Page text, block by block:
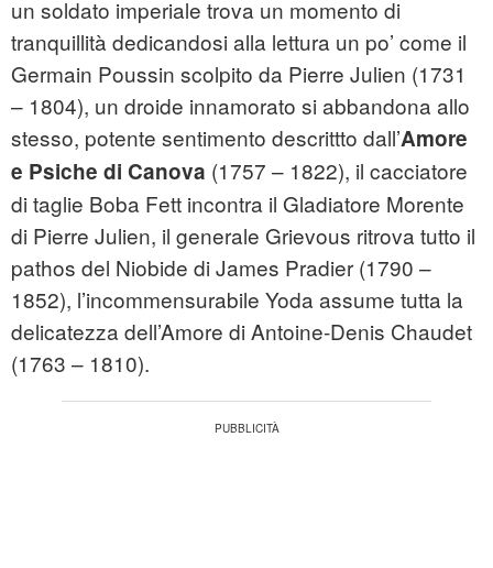
un soldato imperiale trova un momento di
tranquillità dedicandosi alla lettura un po’ come il
Germain Poussin scolpito da Pierre Julien (1731
– 1804), un droide innamorato si abbandona allo
stesso, potente sentimento descrittto dall’Amore
e Psiche di Canova (1757 – 1822), il cacciatore
di taglie Boba Fett incontra il Gladiatore Morente
di Pierre Julien, il generale Grievous ritrova tutto il
pathos del Niobide di James Pradier (1790 –
1852), l’incommensurabile Yoda assume tutta la
delicatezza dell’Amore di Antoine-Denis Chaudet
(1763 – 1810).